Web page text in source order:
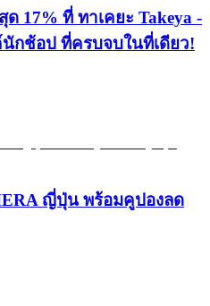
17% ที่ ทาเคยะ Takeya -
นักช้อป ที่ครบจบในที่เดียว!
ญี่ปุ่น พร้อมคูปองลด